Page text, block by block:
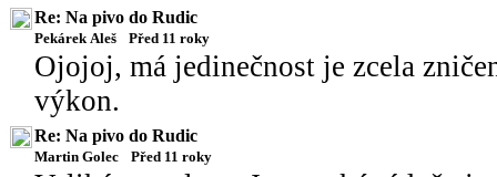
Re: Na pivo do Rudic
Pekárek Aleš Před 11 roky
Ojojoj, má jedinečnost je zcela
výkon.
Re: Na pivo do Rudic
Martin Golec Před 11 roky